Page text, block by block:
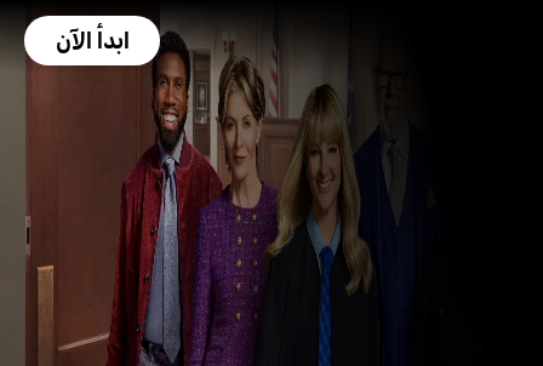
ابدأ الآن